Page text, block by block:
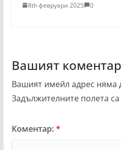
8th февруари 2025 0
Вашият коментар
Вашият имейл адрес няма
Задължителните полета
Коментар:*